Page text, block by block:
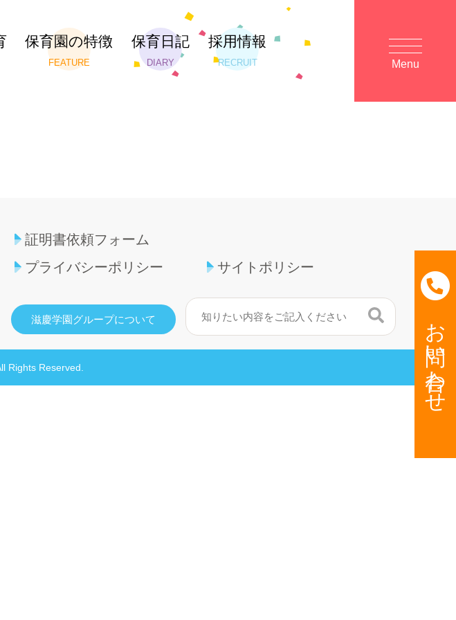
保育園の特徴
FEATURE
保育日記
DIARY
採用情報
RECRUIT Menu
お問い合わせ
証明書依頼フォーム
プライバシーポリシー
サイトポリシー
滋慶学園グループについて 検索
Rights Reserved.